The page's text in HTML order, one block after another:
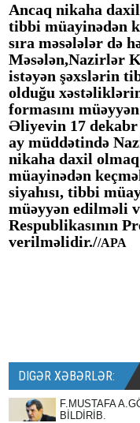
Ancaq nikaha
tibbi müayinədən
sıra məsələlər də
Məsələn,Nazirlər K
istəyən şəxslərin
olduğu
formasını
Əliyevin 17 dekabr
ay müddətində N
nikaha daxil
müayinədən
siyahısı, tibbi
müəyyən edilməli
Respublikasının
verilməlidir.//APA
DIGƏR XƏBƏRLƏR:
F.MUSTAFA
BİLDİRİB.